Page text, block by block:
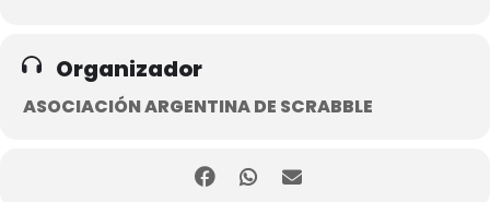
Organizador
ASOCIACIÓN ARGENTINA DE SCRABBLE